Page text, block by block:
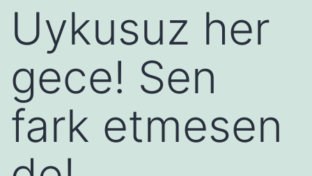
Uykusuz her
gece! Sen
fark etmesen